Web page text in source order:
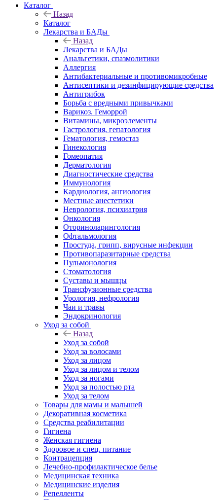
Каталог
Назад
Каталог
Лекарства и БАДы
Назад
Лекарства и БАДы
Анальгетики, спазмолитики
Аллергия
Антибактериальные и противомикробные
Антисептики и дезинфицирующие средства
Антигрибок
Борьба с вредными привычками
Варикоз. Геморрой
Витамины, микроэлементы
Гастрология, гепатология
Гематология, гемостаз
Гинекология
Гомеопатия
Дерматология
Диагностические средства
Иммунология
Кардиология, ангиология
Местные анестетики
Неврология, психиатрия
Онкология
Оториноларингология
Офтальмология
Простуда, грипп, вирусные инфекции
Противопаразитарные средства
Пульмонология
Стоматология
Суставы и мышцы
Трансфузионные средства
Урология, нефрология
Чаи и травы
Эндокринология
Уход за собой
Назад
Уход за собой
Уход за волосами
Уход за лицом
Уход за лицом и телом
Уход за ногами
Уход за полостью рта
Уход за телом
Товары для мамы и малышей
Декоративная косметика
Средства реабилитации
Гигиена
Женская гигиена
Здоровое и спец. питание
Контрацепция
Лечебно-профилактическое белье
Медицинская техника
Медицинские изделия
Репелленты